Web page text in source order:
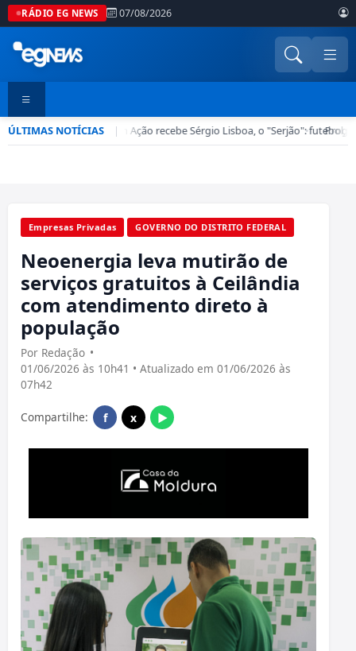
RÁDIO EG NEWS 07/08/2026
ÚLTIMAS NOTÍCIAS |
Esporte em Ação recebe Sérgio Lisboa, o "Serjão": futebol,
•
Empresas Privadas GOVERNO DO DISTRITO FEDERAL
Neoenergia leva mutirão de
serviços gratuitos à Ceilândia
com atendimento direto à
população
Por Redação •
01/06/2026 às 10h41 • Atualizado em 01/06/2026 às
07h42
Compartilhe: f x ▶